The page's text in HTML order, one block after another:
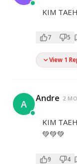
KIM
7 5
View 1
A Andre 2
KIM
💚💚💚
9 4